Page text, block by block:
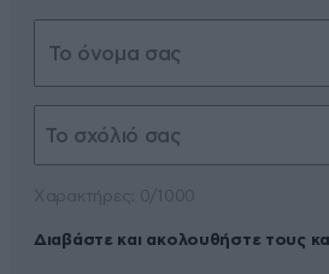
Διαβάστε και ακολουθήστε τους